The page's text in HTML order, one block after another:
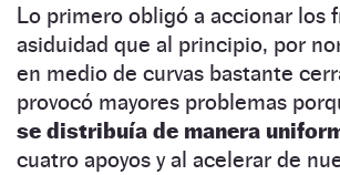
Lo primero obligó a accionar los
asiduidad que al principio, por
en medio de curvas bastante
provocó mayores problemas
se distribuía de manera
cuatro apoyos y al acelerar de